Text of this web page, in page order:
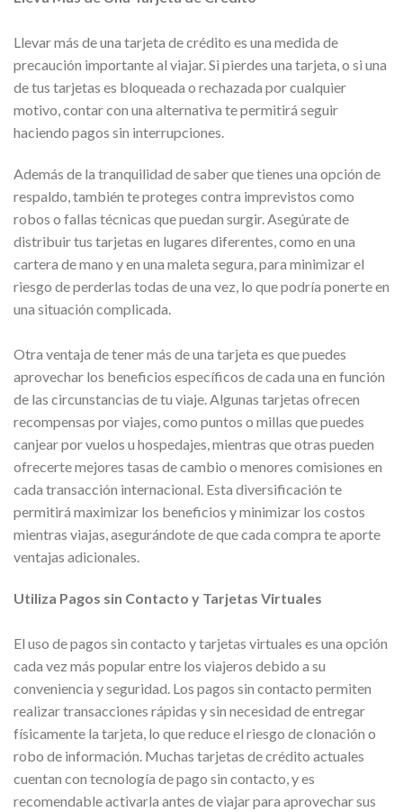
Llevar más de una tarjeta de crédito es una medida de
precaución importante al viajar. Si pierdes una tarjeta, o si una
de tus tarjetas es bloqueada o rechazada por cualquier
motivo, contar con una alternativa te permitirá seguir
haciendo pagos sin interrupciones.
Además de la tranquilidad de saber que tienes una opción de
respaldo, también te proteges contra imprevistos como
robos o fallas técnicas que puedan surgir. Asegúrate de
distribuir tus tarjetas en lugares diferentes, como en una
cartera de mano y en una maleta segura, para minimizar el
riesgo de perderlas todas de una vez, lo que podría ponerte en
una situación complicada.
Otra ventaja de tener más de una tarjeta es que puedes
aprovechar los beneficios específicos de cada una en función
de las circunstancias de tu viaje. Algunas tarjetas ofrecen
recompensas por viajes, como puntos o millas que puedes
canjear por vuelos u hospedajes, mientras que otras pueden
ofrecerte mejores tasas de cambio o menores comisiones en
cada transacción internacional. Esta diversificación te
permitirá maximizar los beneficios y minimizar los costos
mientras viajas, asegurándote de que cada compra te aporte
ventajas adicionales.
Utiliza Pagos sin Contacto y Tarjetas Virtuales
El uso de pagos sin contacto y tarjetas virtuales es una opción
cada vez más popular entre los viajeros debido a su
conveniencia y seguridad. Los pagos sin contacto permiten
realizar transacciones rápidas y sin necesidad de entregar
físicamente la tarjeta, lo que reduce el riesgo de clonación o
robo de información. Muchas tarjetas de crédito actuales
cuentan con tecnología de pago sin contacto, y es
recomendable activarla antes de viajar para aprovechar sus